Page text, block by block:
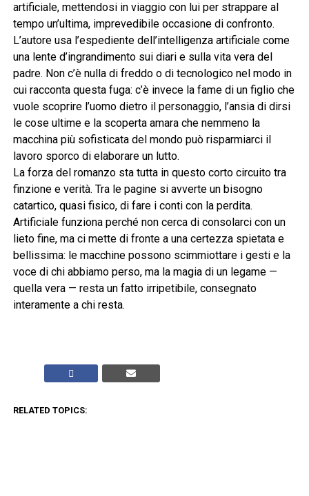
artificiale, mettendosi in viaggio con lui per strappare al
tempo un’ultima, imprevedibile occasione di confronto.
L’autore usa l’espediente dell’intelligenza artificiale come
una lente d’ingrandimento sui diari e sulla vita vera del
padre. Non c’è nulla di freddo o di tecnologico nel modo in
cui racconta questa fuga: c’è invece la fame di un figlio che
vuole scoprire l’uomo dietro il personaggio, l’ansia di dirsi
le cose ultime e la scoperta amara che nemmeno la
macchina più sofisticata del mondo può risparmiarci il
lavoro sporco di elaborare un lutto.
La forza del romanzo sta tutta in questo corto circuito tra
finzione e verità. Tra le pagine si avverte un bisogno
catartico, quasi fisico, di fare i conti con la perdita.
Artificiale funziona perché non cerca di consolarci con un
lieto fine, ma ci mette di fronte a una certezza spietata e
bellissima: le macchine possono scimmiottare i gesti e la
voce di chi abbiamo perso, ma la magia di un legame —
quella vera — resta un fatto irripetibile, consegnato
interamente a chi resta.
RELATED TOPICS: